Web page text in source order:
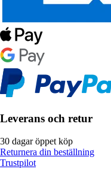
Leverans och retur
30 dagar öppet köp
Returnera din beställning
Trustpilot